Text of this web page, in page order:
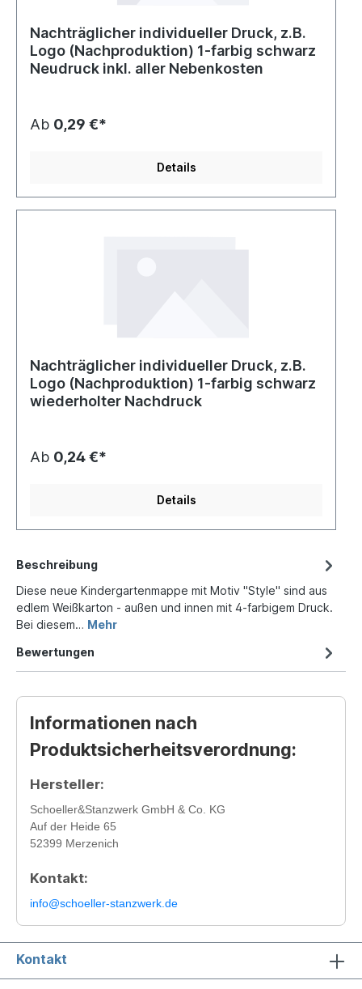
Nachträglicher individueller Druck, z.B.
Logo (Nachproduktion) 1-farbig schwarz
Neudruck inkl. aller Nebenkosten
Ab 0,29 €*
Details
Nachträglicher individueller Druck, z.B.
Logo (Nachproduktion) 1-farbig schwarz
wiederholter Nachdruck
Ab 0,24 €*
Details
Beschreibung
Diese neue Kindergartenmappe mit Motiv "Style" sind aus
edlem Weißkarton - außen und innen mit 4-farbigem Druck.
Bei diesem… Mehr
Bewertungen
Informationen nach
Produktsicherheitsverordnung:
Hersteller:
Schoeller&Stanzwerk GmbH & Co. KG
Auf der Heide 65
52399 Merzenich
Kontakt:
info@schoeller-stanzwerk.de
Kontakt